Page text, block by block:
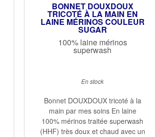
BONNET DOUXDOUX
TRICOTÉ À LA MAIN EN
LAINE MÉRINOS COULEUR
SUGAR
100% laine mérinos
superwash
En stock
Bonnet DOUXDOUX tricoté à la
main par mes soins En laine
100% mérinos traitée superwash
(HHF) très doux et chaud avec un